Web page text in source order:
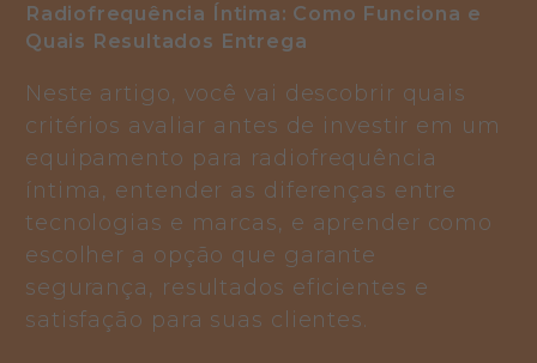
Radiofrequência Íntima: Como Funciona e
Quais Resultados Entrega
Neste artigo, você vai descobrir quais
critérios avaliar antes de investir em um
equipamento para radiofrequência
íntima, entender as diferenças entre
tecnologias e marcas, e aprender como
escolher a opção que garante
segurança, resultados eficientes e
satisfação para suas clientes.